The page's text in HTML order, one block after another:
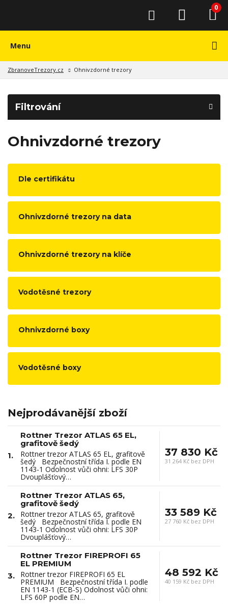
0
Menu
ZbranoveTrezory.cz Ohnivzdorné trezory
Filtrování
Ohnivzdorné trezory
Dle certifikátu
Ohnivzdorné trezory na data
Ohnivzdorné trezory na klíče
Vodotěsné trezory
Ohnivzdorné boxy
Vodotěsné boxy
Nejprodávanější zboží
1.
Rottner Trezor ATLAS 65 EL,
grafitově šedý
Rottner trezor ATLAS 65 EL, grafitově
šedý Bezpečnostní třída I. podle EN
1143-1 Odolnost vůči ohni: LFS 30P
Dvouplášťový…
37 830 Kč
31 264 Kč bez DPH
2.
Rottner Trezor ATLAS 65,
grafitově šedý
Rottner trezor ATLAS 65, grafitově
šedý Bezpečnostní třída I. podle EN
1143-1 Odolnost vůči ohni: LFS 30P
Dvouplášťový…
33 589 Kč
27 760 Kč bez DPH
3.
Rottner Trezor FIREPROFI 65
EL PREMIUM
Rottner trezor FIREPROFI 65 EL
PREMIUM Bezpečnostní třída I. podle
EN 1143-1 (ECB-S) Odolnost vůči ohni:
LFS 60P podle EN…
48 592 Kč
40 159 Kč bez DPH